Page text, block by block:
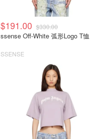
$191.00 $330.00
ssense Off-White 弧形Logo T恤
SSENSE